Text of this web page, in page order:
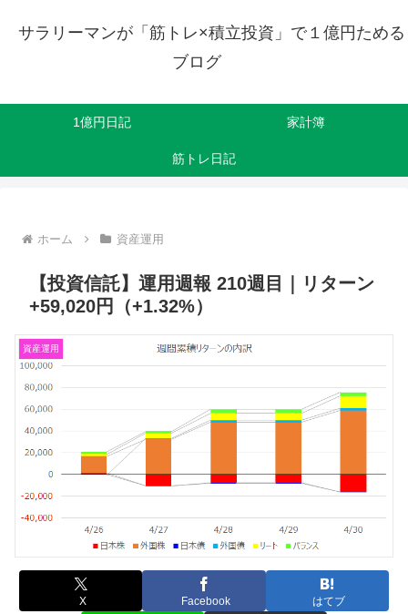
サラリーマンが「筋トレ×積立投資」で１億円ためる
ブログ
1億円日記 家計簿
筋トレ日記
ホーム 資産運用
【投資信託】運用週報 210週目｜リターン
+59,020円（+1.32%）
資産運用
X Facebook はてブ